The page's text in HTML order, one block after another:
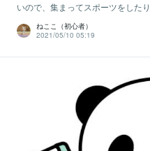
いので、集まってスポーツをした
ねここ（初心者）
2021/05/10 05:19